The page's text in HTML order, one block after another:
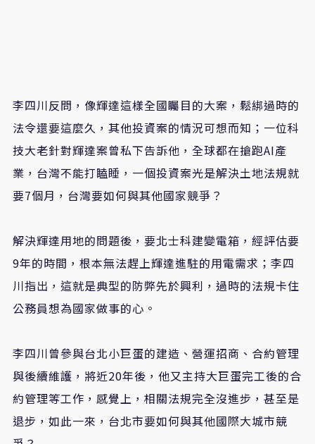
李四川反問，像輝達這樣全國矚目的大案，鬆綁過時的
法令還要這麼久，其他投資案的情況可想而知；一位科
技大老針對輝達案曾私下告訴他，全球都在搶跑AI產
業，台灣不能打瞌睡，一個投資案光是解決土地法規就
要7個月，台灣要如何與其他國家競爭？
解決輝達用地的問題後，要北士科建變電箱，經評估要
9年的時間，根本無法趕上輝達進駐的用電需求；李四
川指出，這就是典型的防弊先於興利，過時的法規卡住
公務員想為國家做事的心。
李四川曾參與台北小巨蛋的建造、營運招商、合約管理
與後續維護，將近20年後，他又主持大巨蛋完工後的合
約管理等工作，感覺上，相關法規完全沒進步，甚至是
退步，如此一來，台北市要如何與其他國際大城市競